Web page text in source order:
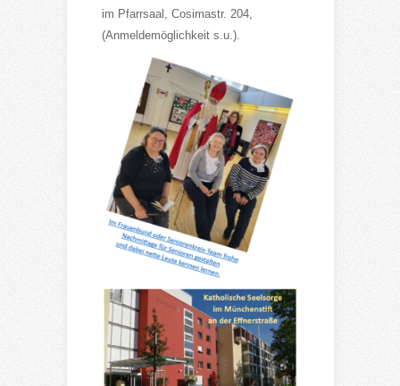
im Pfarrsaal, Cosimastr. 204,
(Anmeldemöglichkeit s.u.).